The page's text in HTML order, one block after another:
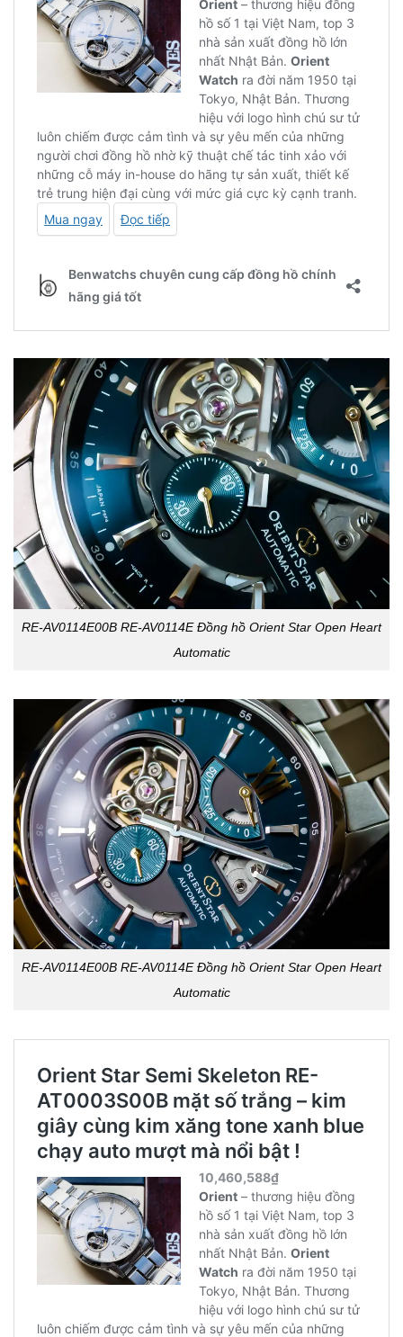
RE-AV0114E00B RE-AV0114E Đồng hồ Orient Star Open Heart
Automatic
RE-AV0114E00B RE-AV0114E Đồng hồ Orient Star Open Heart
Automatic